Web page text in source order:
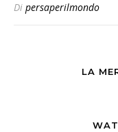
Di persaperilmondo
LA